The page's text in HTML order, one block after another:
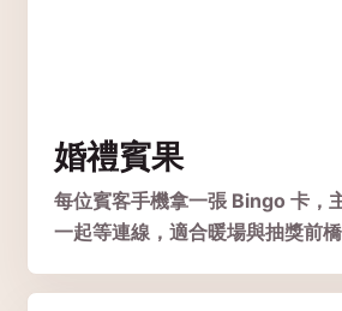
婚禮賓果
每位賓客手機拿一張 Bingo 卡，
一起等連線，適合暖場與抽獎前橋